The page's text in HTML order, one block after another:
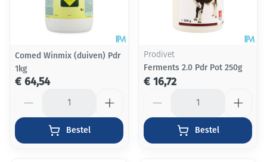
Comed Winmix (duiven) Pdr
1kg
€ 64,54
Bestel
Prodivet
Ferments 2.0 Pdr Pot 250g
€ 16,72
Bestel